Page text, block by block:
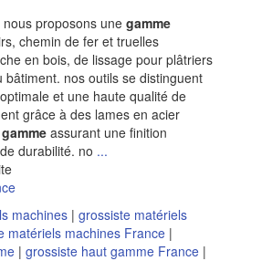
proposons une gamme
chemin de fer et truelles
en bois, de lissage pour plâtriers
bâtiment. nos outils se distinguent
et une haute qualité de
grâce à des lames en acier
gamme assurant une finition
durabilité. no ...
machines | grossiste matériels
matériels machines France |
| grossiste haut gamme France |